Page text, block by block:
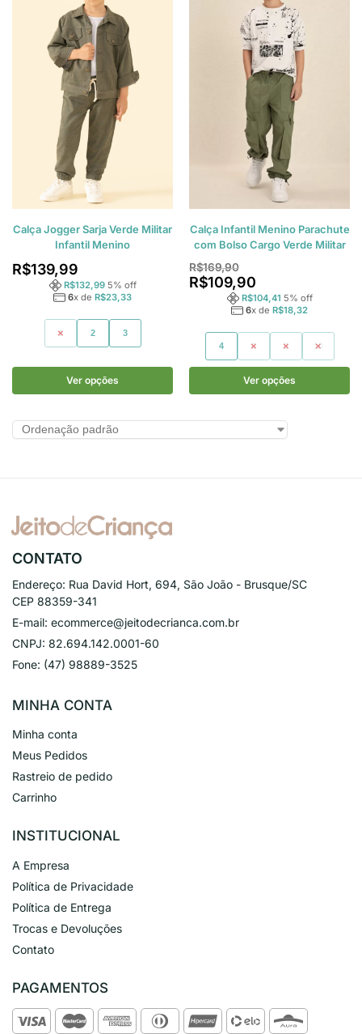
Calça Jogger Sarja Verde Militar
Infantil Menino
R$139,99
R$132,99 5% off
6x de R$23,33
1 2 3
Ver opções
Calça Infantil Menino Parachute
com Bolso Cargo Verde Militar
R$169,90
R$109,90
R$104,41 5% off
6x de R$18,32
4 6 8 10
Ver opções
CONTATO
Endereço: Rua David Hort, 694, São João - Brusque/SC
CEP 88359-341
E-mail: ecommerce@jeitodecrianca.com.br
CNPJ: 82.694.142.0001-60
Fone: (47) 98889-3525
MINHA CONTA
Minha conta
Meus Pedidos
Rastreio de pedido
Carrinho
INSTITUCIONAL
A Empresa
Política de Privacidade
Política de Entrega
Trocas e Devoluções
Contato
PAGAMENTOS